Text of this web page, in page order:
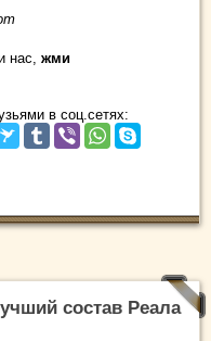
нас, жми
в соц.сетях:
состав Реала